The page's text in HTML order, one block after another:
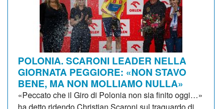
POLONIA. SCARONI LEADER NELLA
GIORNATA PEGGIORE: «NON STAVO
BENE, MA NON MOLLIAMO NULLA»
«Peccato che il Giro di Polonia non sia finito oggi…»
ha detto ridendo Christian Scaroni sul traguardo di